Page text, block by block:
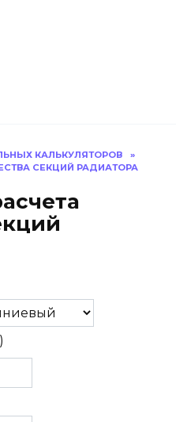
КАЛЬКУЛЯТОРОВ
»
СЕКЦИЙ РАДИАТОРА